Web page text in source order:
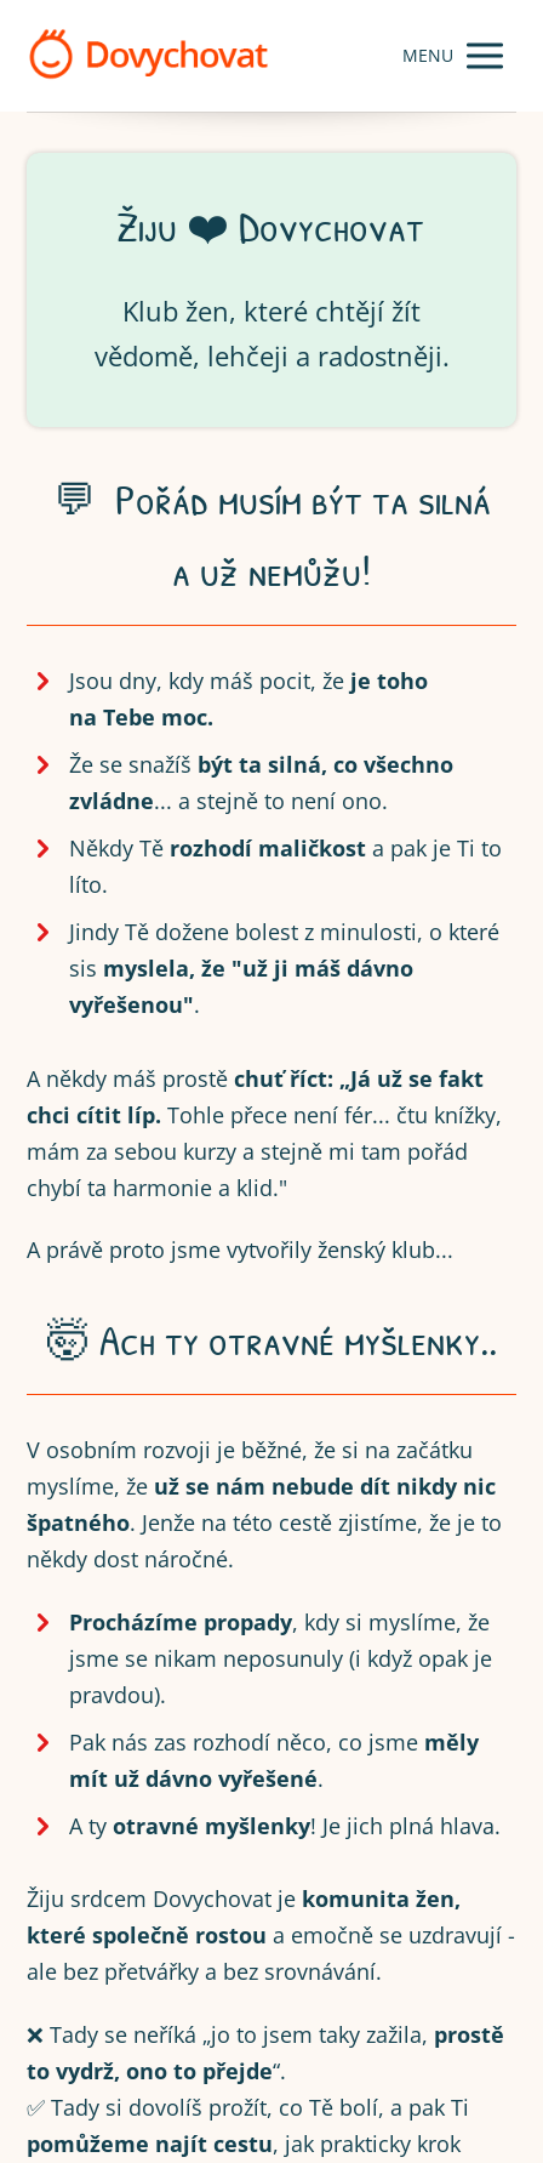
MENU
Žiju ❤️ Dovychovat
Klub žen, které chtějí žít
vědomě, lehčeji a radostněji.
💬 Pořád musím být ta silná
a už nemůžu!
Jsou dny, kdy máš pocit, že je toho
na Tebe moc.
Že se snažíš být ta silná, co všechno
zvládne... a stejně to není ono.
Někdy Tě rozhodí maličkost a pak je Ti to
líto.
Jindy Tě dožene bolest z minulosti, o které
sis myslela, že "už ji máš dávno
vyřešenou".
A někdy máš prostě chuť říct: „Já už se fakt
chci cítit líp. Tohle přece není fér... čtu knížky,
mám za sebou kurzy a stejně mi tam pořád
chybí ta harmonie a klid."
A právě proto jsme vytvořily ženský klub...
🤯 Ach ty otravné myšlenky..
V osobním rozvoji je běžné, že si na začátku
myslíme, že už se nám nebude dít nikdy nic
špatného. Jenže na této cestě zjistíme, že je to
někdy dost náročné.
Procházíme propady, kdy si myslíme, že
jsme se nikam neposunuly (i když opak je
pravdou).
Pak nás zas rozhodí něco, co jsme měly
mít už dávno vyřešené.
A tyotravné myšlenky! Je jich plná hlava.
Žiju srdcem Dovychovat je komunita žen,
které společně rostou a emočně se uzdravují -
ale bez přetvářky a bez srovnávání.
❌ Tady se neříká „jo to jsem taky zažila, prostě
to vydrž, ono to přejde“.
✅ Tady si dovolíš prožít, co Tě bolí, a pak Ti
pomůžeme najít cestu, jak prakticky krok